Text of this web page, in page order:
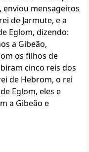
enviou mensageiros
de Jarmute, e a
Eglom, dizendo:
a Gibeão,
os filhos de
cinco reis dos
de Hebrom, o rei
Eglom, eles e
a Gibeão e